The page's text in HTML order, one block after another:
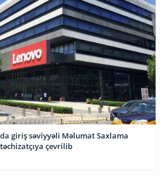
giriş səviyyəli Məlumat Saxlama
Sistemləri üzrə aparıcı təchizatçıya çevrilib